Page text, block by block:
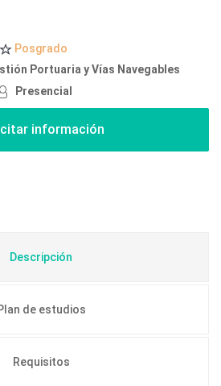
Posgrado
Portuaria y Vías Navegables
Presencial
Descripción
de estudios
Requisitos